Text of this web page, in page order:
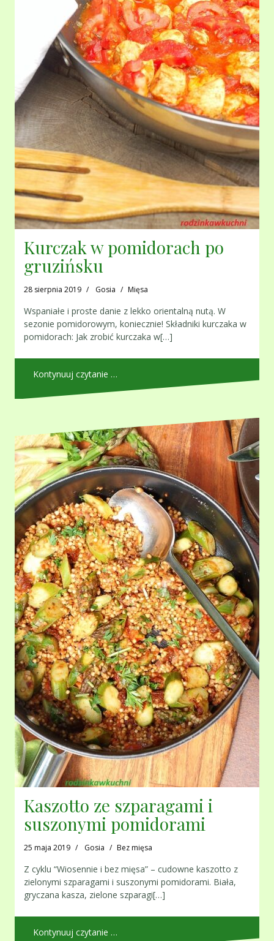
Kurczak w pomidorach po
gruzińsku
28 sierpnia 2019 Gosia Mięsa
Wspaniałe i proste danie z lekko orientalną nutą. W
sezonie pomidorowym, koniecznie! Składniki kurczaka w
pomidorach: Jak zrobić kurczaka w[…]
Kontynuuj czytanie …
Kaszotto ze szparagami i
suszonymi pomidorami
25 maja 2019 Gosia Bez mięsa
Z cyklu “Wiosennie i bez mięsa” – cudowne kaszotto z
zielonymi szparagami i suszonymi pomidorami. Biała,
gryczana kasza, zielone szparagi[…]
Kontynuuj czytanie …